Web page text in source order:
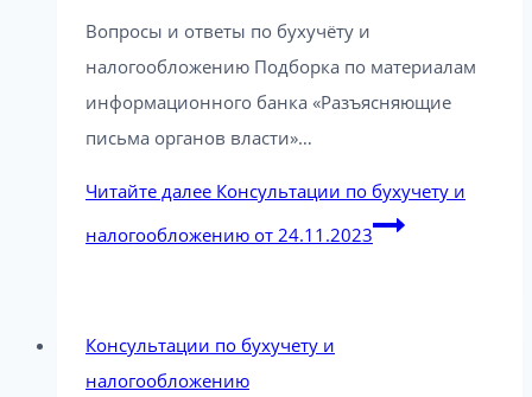
Вопросы и ответы по бухучёту и
налогообложению Подборка по материалам
информационного банка «Разъясняющие
письма органов власти»…
Читайте далее Консультации по бухучету и
налогообложению от 24.11.2023
Консультации по бухучету и
налогообложению